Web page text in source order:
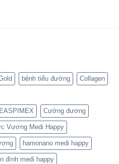
bệnh tiểu đường Collagen
Cường dương
Vương Medi Happy
hamonano medi happy
đình medi happy